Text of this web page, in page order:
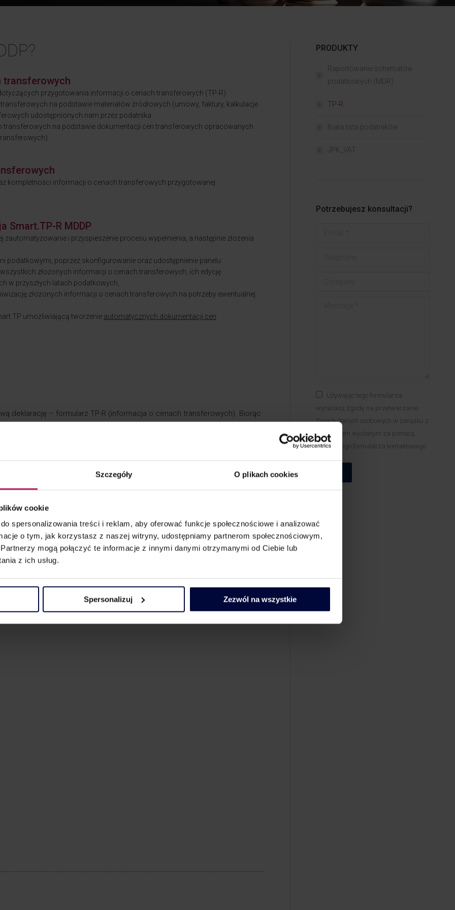
Szczegóły O plikach cookies
cookie
spersonalizowania treści i reklam, aby oferować funkcje społecznościowe i analizować
o tym, jak korzystasz z naszej witryny, udostępniamy partnerom społecznościowym,
mogą połączyć te informacje z innymi danymi otrzymanymi od Ciebie lub
z ich usług.
Spersonalizuj Zezwól na wszystkie
transferowych
przygotowania informacji o cenach transferowych (TP-R)
na podstawie materiałów źródłowych (umowy, faktury, kalkulacje
udostępnionych nam przez podatnika
transferowych na podstawie dokumentacji cen transferowych opracowanych
kompletności informacji o cenach transferowych przygotowanej
Smart.TP-R MDDP
zautomatyzowanie i przyspieszenie procesu wypełnienia, a następnie złożenia
podatkowymi, poprzez skonfigurowanie oraz udostępnienie panelu
złożonych informacji o cenach transferowych, ich edycję
w przyszłych latach podatkowych,
złożonych informacji o cenach transferowych na potrzeby ewentualnej
umożliwiającą tworzenie automatycznych dokumentacji cen
deklarację – formularz TP-R (informacja o cenach transferowych). Biorąc
być zgłaszane w ramach informacji o cenach transferowych,
do identyfikacji transakcji, które zostaną później zweryfikowane
(w tym bardzo specjalistyczne dane z zakresu cen transferowych)
sytuację finansową podatnika, informacje o podmiotach powiązanych
stosowanej do weryfikacji ceny rynkowej w ramach
informacji o cenach transferowych może być z perspektywy podatników
TP-R, złożenie fałszywego oświadczenia lub złożenie
potencjalnie do 20 mln zł. Dlatego konieczne jest zachowanie należytej
sprawozdawczych TP-R.
PRODUKTY
Raportowanie schematów
podatkowych (MDR)
TP-R
Biała lista podatników
JPK_VAT
Potrzebujesz konsultacji?
Używając tego formularza
wyrażasz zgodę na przetwarzanie
Twoich danych osobowych w związku z
zapytaniem wysłanym za pomocą
powyższego formularza kontaktowego